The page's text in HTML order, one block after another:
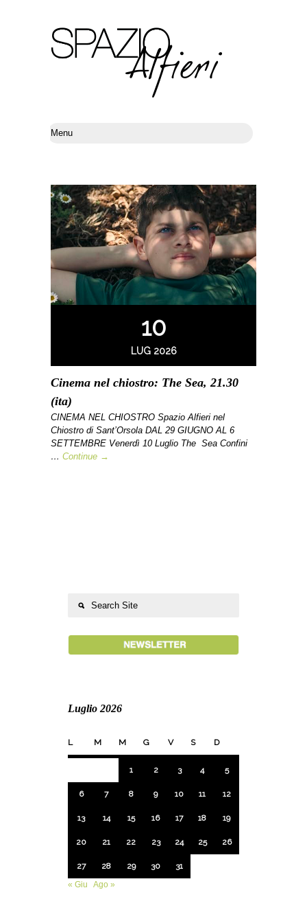
10
LUG 2026
Cinema nel chiostro: The Sea, 21.30
(ita)
CINEMA NEL CHIOSTRO Spazio Alfieri nel
Chiostro di Sant’Orsola DAL 29 GIUGNO AL 6
SETTEMBRE Venerdì 10 Luglio The Sea Confini
… Continue →
Luglio 2026
L M M G V S D
1 2 3 4 5
6 7 8 9 10 11 12
13 14 15 16 17 18 19
20 21 22 23 24 25 26
27 28 29 30
31
« Giu
Ago »